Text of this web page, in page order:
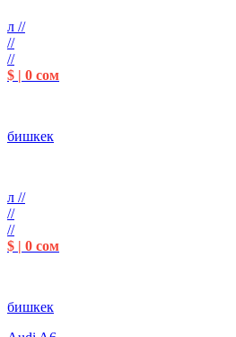
л //
//
//
$ | 0 сом
бишкек
л //
//
//
$ | 0 сом
бишкек